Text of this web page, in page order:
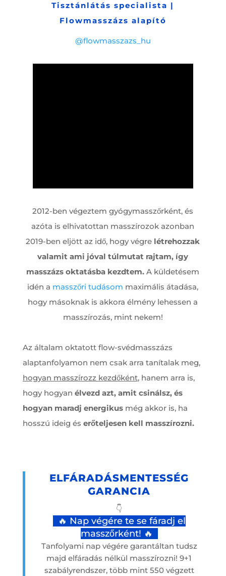
Tisztánlátás specialista |
Flowmasszázs alapító
@flowmasszazs_hu
2012-ben végeztem gyógymasszőrként, és
azóta is elhivatottan masszírozok azonban
2019-ben eljött az idő, hogy végre létrehozzak
valamit ami jóval túlmutat rajtam, így
masszázs oktatásba kezdtem. A küldetésem
idén a masszőri tudásom maximális átadása,
hogy másoknak is akkora élmény lehessen a
masszírozás, mint nekem!
Az általam oktatott flow-svédmasszázs
alaptanfolyamon nem csak arra tanítalak meg,
hogyan masszírozz kezdőként, hanem arra is,
hogy hogyan élvezd azt, amit csinálsz, és
hogyan maradj energikusmég akkor is, ha
hosszú ideig és erőteljesen kell masszírozni.
ELFÁRADÁSMENTESSÉG
GARANCIA
👇
🔥 Nap végére te se fáradj el
masszőrként! 🔥
Tanfolyami nap végére garantáltan tudsz
majd elfáradás nélkül masszírozni! 9+1
szabályrendszer, több mint 550 végzett